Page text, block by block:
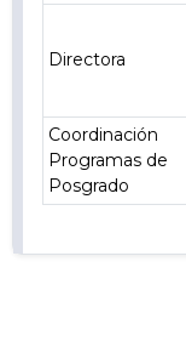
Directora
Coordinación
Programas de
Posgrado